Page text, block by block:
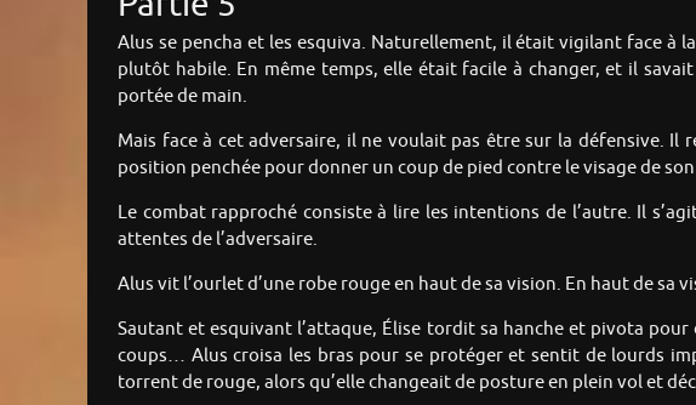
Alus se pencha et les esquiva. Naturellement, il était vigilant face à
plutôt habile. En même temps, elle était facile à changer, et il
portée de main.
Mais face à cet adversaire, il ne voulait pas être sur la défensive.
position penchée pour donner un coup de pied contre le visage de
Le combat rapproché consiste à lire les intentions de l’autre. Il
attentes de l’adversaire.
Alus vit l’ourlet d’une robe rouge en haut de sa vision. En haut de
Sautant et esquivant l’attaque, Élise tordit sa hanche et pivota
coups… Alus croisa les bras pour se protéger et sentit de lourds
torrent de rouge, alors qu’elle changeait de posture en plein vol et